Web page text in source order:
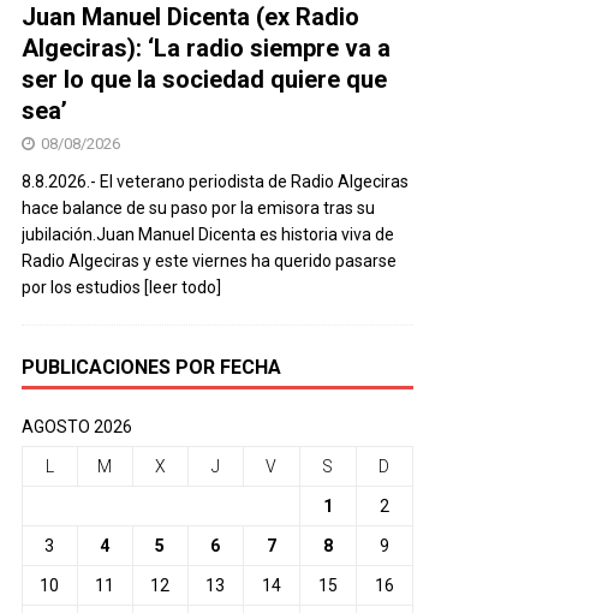
Juan Manuel Dicenta (ex Radio
Algeciras): ‘La radio siempre va a
ser lo que la sociedad quiere que
sea’
08/08/2026
8.8.2026.- El veterano periodista de Radio Algeciras
hace balance de su paso por la emisora tras su
jubilación.Juan Manuel Dicenta es historia viva de
Radio Algeciras y este viernes ha querido pasarse
por los estudios [leer todo]
PUBLICACIONES POR FECHA
AGOSTO 2026
L M X J V S D
1 2
3 4 5 6 7 8 9
10 11 12 13 14 15 16